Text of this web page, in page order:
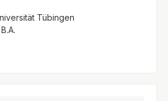
Tübingen